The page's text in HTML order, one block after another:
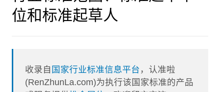
位和标准起草人
收录自 国家行业标准信息平台 ，认准啦
(RenZhunLa.com)为执行该国家标准的产品